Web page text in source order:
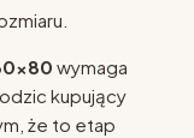
wymaga
kupujący
że to etap